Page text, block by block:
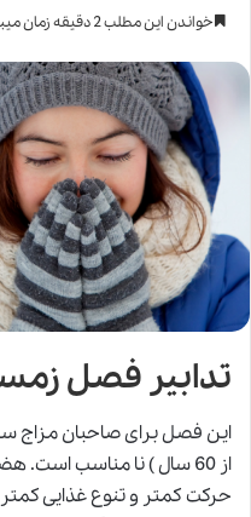
خواندن این مطلب 2 دقیقه زمان میبرد
تدابیر فصل
این فصل برای صاحبان مزاج
از 60 سال ) نا مناسب
حرکت کمتر و تنوع غذایی